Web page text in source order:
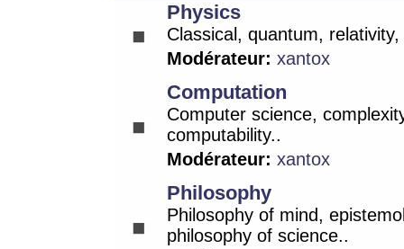
Physics
Classical, quantum,
Modérateur: xantox
Computation
Computer science,
computability..
Modérateur: xantox
Philosophy
Philosophy of mind,
philosophy of science..